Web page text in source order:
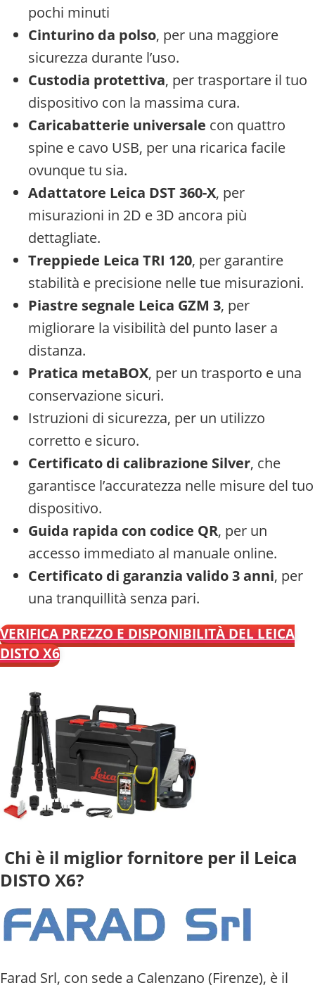
pochi minuti
Cinturino da polso, per una maggiore
sicurezza durante l’uso.
Custodia protettiva, per trasportare il tuo
dispositivo con la massima cura.
Caricabatterie universale con quattro
spine e cavo USB, per una ricarica facile
ovunque tu sia.
Adattatore Leica DST 360-X, per
misurazioni in 2D e 3D ancora più
dettagliate.
Treppiede Leica TRI 120, per garantire
stabilità e precisione nelle tue misurazioni.
Piastre segnale Leica GZM 3, per
migliorare la visibilità del punto laser a
distanza.
Pratica metaBOX, per un trasporto e una
conservazione sicuri.
Istruzioni di sicurezza, per un utilizzo
corretto e sicuro.
Certificato di calibrazione Silver, che
garantisce l’accuratezza nelle misure del tuo
dispositivo.
Guida rapida con codice QR, per un
accesso immediato al manuale online.
Certificato di garanzia valido 3 anni, per
una tranquillità senza pari.
VERIFICA PREZZO E DISPONIBILITÀ DEL LEICA
DISTO X6
Chi è il miglior fornitore per il Leica
DISTO X6?
Farad Srl, con sede a Calenzano (Firenze), è il